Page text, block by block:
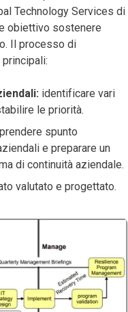
Technology Services di
obiettivo sostenere
Il processo di
identificare vari
le priorità.
spunto
e preparare un
di continuità aziendale.
valutato e progettato.